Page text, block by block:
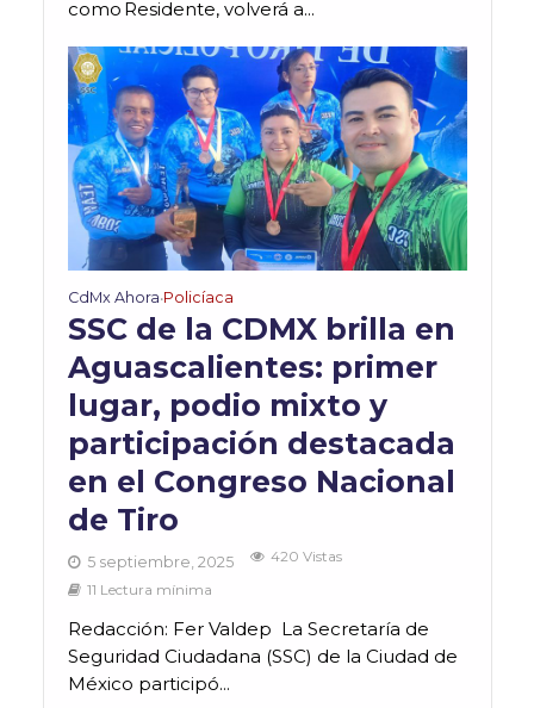
como Residente, volverá a...
CdMx Ahora•Policíaca
SSC de la CDMX brilla en
Aguascalientes: primer
lugar, podio mixto y
participación destacada
en el Congreso Nacional
de Tiro
5 septiembre, 2025
420 Vistas
11 Lectura mínima
Redacción: Fer Valdep La Secretaría de
Seguridad Ciudadana (SSC) de la Ciudad de
México participó...